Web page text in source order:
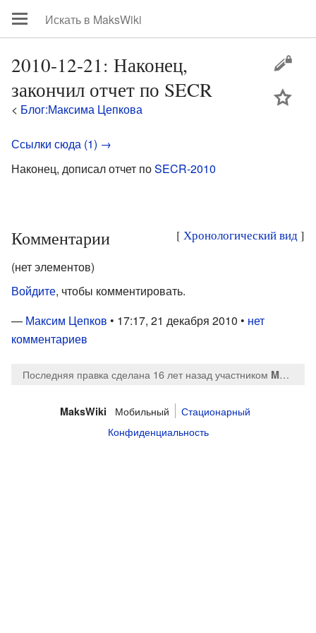
2010-12-21: Наконец,
закончил отчет по SECR
< Блог:Максима Цепкова
Ссылки сюда (1) →
Наконец, дописал отчет поSECR-2010
[ Хронологический вид]
Комментарии
(нет элементов)
Войдите, чтобы комментировать.
— Максим Цепков • 17:17, 21 декабря 2010 • нет
комментариев
Последняя правка сделана 16 лет назад участником MaksTsepkov
MaksWiki Мобильный
Стационарный
Конфиденциальность